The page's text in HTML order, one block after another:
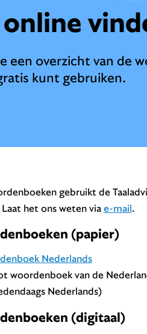
een overzicht van de
kunt gebruiken.
gebruikt de
het ons weten viae-mail.
(papier)
Nederlands
woordenboek van de
Nederlands)
(digitaal)